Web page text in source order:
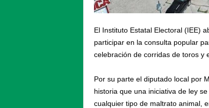
El Instituto Estatal Electoral (IEE)
participar en la consulta popular
celebración de corridas de toros y
Por su parte el diputado local por
historia que una iniciativa de ley
cualquier tipo de maltrato animal,